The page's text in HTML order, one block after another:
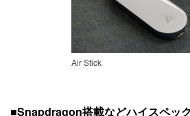
Air Stick
■Snapdragon搭載などハイスペッ